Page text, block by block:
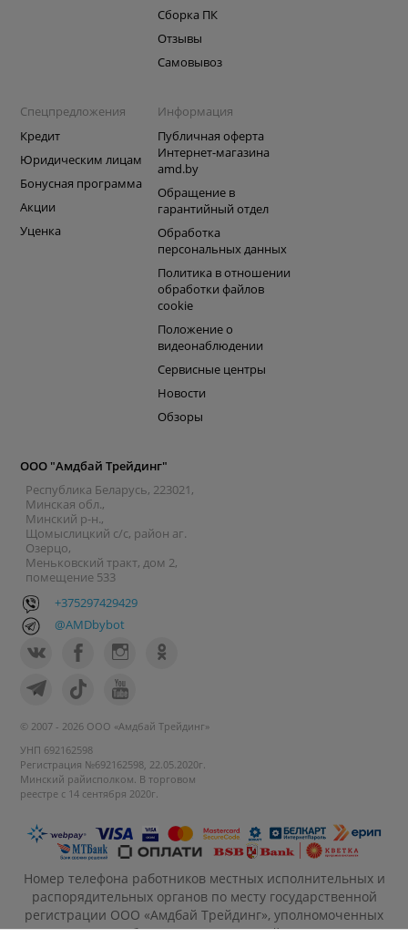
Сборка ПК
Отзывы
Самовывоз
Спецпредложения
Кредит
Юридическим лицам
Бонусная программа
Акции
Уценка
Информация
Публичная оферта
Интернет-магазина
amd.by
Обращение в
гарантийный отдел
Обработка
персональных данных
Политика в отношении
обработки файлов
cookie
Положение о
видеонаблюдении
Сервисные центры
Новости
Обзоры
ООО "Амдбай Трейдинг"
Республика Беларусь, 223021,
Минская обл.,
Минский р-н.,
Щомыслицкий с/с, район аг.
Озерцо,
Меньковский тракт, дом 2,
помещение 533
+375297429429
@AMDbybot
© 2007 - 2026 ООО «Амдбай Трейдинг»
УНП 692162598
Регистрация №692162598, 22.05.2020г.
Минский райисполком. В торговом
реестре с 14 сентября 2020г.
Номер телефона работников местных исполнительных и
распорядительных органов по месту государственной
регистрации ООО «Амдбай Трейдинг», уполномоченных
рассматривать обращения покупателей: +375 17 270-35-